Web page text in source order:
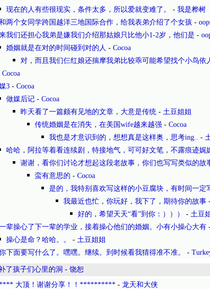
现在的人有些很现实，条件太多，所以爱就变难了。
- 我是桦树
两个女同学跨国越洋三地国际合作，给我表弟介绍了个女孩 -
我们还担心我弟是嫌我们介绍那姑娘只比他小1-2岁，他们是 -
婚姻就是在对的时间碰到对的人 - Cocoa
对，而且我们仨红娘还揣摩我弟比较乖可能希望找个小鸟依
Cocoa
3 - Cocoa
做媒后记 - Cocoa
昨天看了一篇颇有见地的文章，大意是传统 - 土豆姐姐
传统婚姻是在消失，在美国wife越来越强 - Cocoa
我也是才意识到的，想想真是这样奥，思考ing.. -
哈哈，阿拉等着看连续剧，特接地气，可可好文笔，不露痕迹娓
谢谢，看你们讨论才想起这段老故事，你们也写写类似的故
蛮有意思的 - Cocoa
是的，我特别喜欢写这样的小豆腐块，有时间一定
我最近也忙，你玩好，我下了，期待你的故事
好的，希望天天“看”到你：）））
- 土豆
辈操心了下一辈的学业，接着操心他们的婚姻。小有小操心大有
操心是命？哈哈。。
- 土豆姐姐
下面要写什么了。嘿嘿。继续。到时候看我猜得准不准。
-
了孩子们心里的洞 - 饶恕
大顶！谢谢分享！！********** - 龙天和大侠